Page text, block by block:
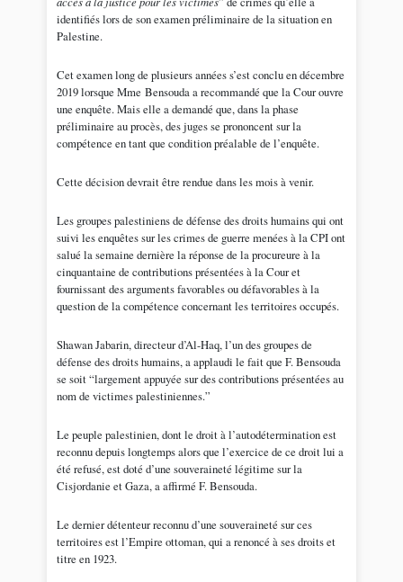
identifiés lors de son examen préliminaire de la situation en
Palestine.
Cet examen long de plusieurs années s’est conclu en décembre
2019 lorsque Mme Bensouda a recommandé que la Cour ouvre
une enquête. Mais elle a demandé que, dans la phase
préliminaire au procès, des juges se prononcent sur la
compétence en tant que condition préalable de l’enquête.
Cette décision devrait être rendue dans les mois à venir.
Les groupes palestiniens de défense des droits humains qui ont
suivi les enquêtes sur les crimes de guerre menées à la CPI ont
salué la semaine dernière la réponse de la procureure à la
cinquantaine de contributions présentées à la Cour et
fournissant des arguments favorables ou défavorables à la
question de la compétence concernant les territoires occupés.
Shawan Jabarin, directeur d’Al-Haq, l’un des groupes de
défense des droits humains, a applaudi le fait que F. Bensouda
se soit “largement appuyée sur des contributions présentées au
nom de victimes palestiniennes.”
Le peuple palestinien, dont le droit à l’autodétermination est
reconnu depuis longtemps alors que l’exercice de ce droit lui a
été refusé, est doté d’une souveraineté légitime sur la
Cisjordanie et Gaza, a affirmé F. Bensouda.
Le dernier détenteur reconnu d’une souveraineté sur ces
territoires est l’Empire ottoman, qui a renoncé à ses droits et
titre en 1923.